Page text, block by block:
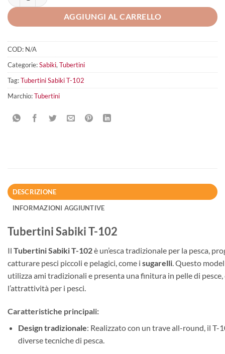
AGGIUNGI AL CARRELLO
COD: N/A
Categorie:Sabiki, Tubertini
Tag:Tubertini Sabiki T-102
Marchio:Tubertini
DESCRIZIONE
INFORMAZIONI AGGIUNTIVE
Tubertini Sabiki T-102
Il Tubertini Sabiki T-102è un’esca tradizionale per la pesca,
catturare pesci piccoli e pelagici, come i sugarelli. Questo
utilizza ami tradizionali e presenta una finitura in pelle di pesce,
l’attrattività per i pesci.
Caratteristiche principali:
Design tradizionale: Realizzato con un trave all-round, il T-
diverse tecniche di pesca.